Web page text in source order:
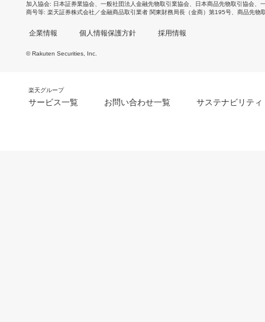
加入協会 日本証券業協会 一般社団法人金融先物取引業協会 日本商品先物取引協会
商号等 楽天証券株式会社／金融商品取引業者 関東財務局長（金商）第195号、商品先物
企業情報 個人情報保護方針 採用情報
© Rakuten Securities, Inc.
楽天グループ
サービス一覧 お問い合わせ一覧 サステナビリティ